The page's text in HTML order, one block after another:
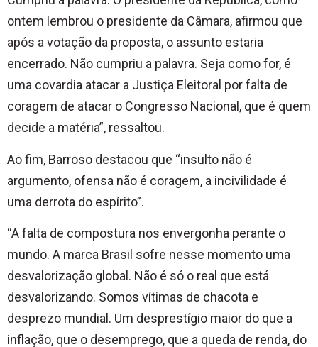
ontem lembrou o presidente da Câmara, afirmou que
após a votação da proposta, o assunto estaria
encerrado. Não cumpriu a palavra. Seja como for, é
uma covardia atacar a Justiça Eleitoral por falta de
coragem de atacar o Congresso Nacional, que é quem
decide a matéria”, ressaltou.
Ao fim, Barroso destacou que “insulto não é
argumento, ofensa não é coragem, a incivilidade é
uma derrota do espírito”.
“A falta de compostura nos envergonha perante o
mundo. A marca Brasil sofre nesse momento uma
desvalorização global. Não é só o real que está
desvalorizando. Somos vítimas de chacota e
desprezo mundial. Um desprestígio maior do que a
inflação, que o desemprego, que a queda de renda, do